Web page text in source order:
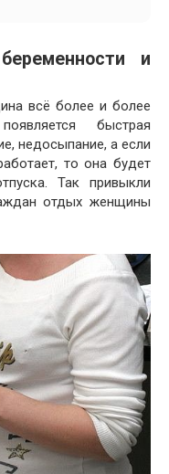
и
всё более и более
быстрая
недосыпание, а если
то она будет
Так привыкли
отдых женщины